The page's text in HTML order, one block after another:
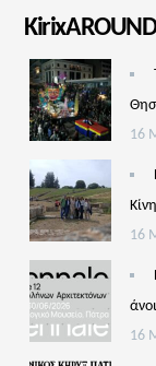
KirixAROUND
16
16
16